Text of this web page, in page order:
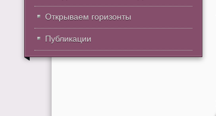
Открываем горизонты
Публикации